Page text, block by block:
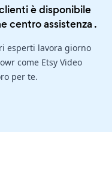
è disponibile
centro assistenza .
esperti lavora giorno
come Etsy Video
per te.